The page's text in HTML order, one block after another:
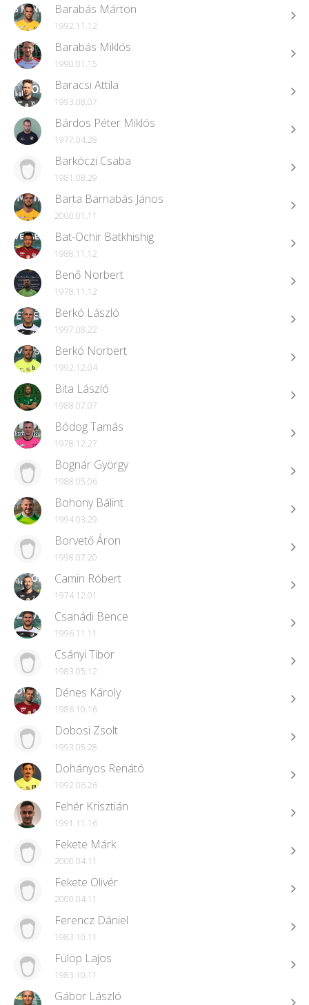
Barabás Márton
1992.11.12
Barabás Miklós
1990.01.15
Baracsi Attila
1993.08.07
Bárdos Péter Miklós
1977.04.28
Barkóczi Csaba
1981.08.29
Barta Barnabás János
2000.01.11
Bat-Ochir Batkhishig
1988.11.12
Benő Norbert
1978.11.12
Berkó László
1997.08.22
Berkó Norbert
1992.12.04
Bita László
1988.07.07
Bódog Tamás
1978.12.27
Bognár György
1988.05.06
Bohony Bálint
1994.03.29
Borvető Áron
1998.07.20
Camin Róbert
1974.12.01
Csanádi Bence
1996.11.11
Csányi Tibor
1983.05.12
Dénes Károly
1986.10.16
Dobosi Zsolt
1993.05.28
Dohányos Renátó
1992.06.26
Fehér Krisztián
1991.11.16
Fekete Márk
2000.04.11
Fekete Olivér
2000.04.11
Ferencz Dániel
1983.10.11
Fülöp Lajos
1983.10.11
Gábor László